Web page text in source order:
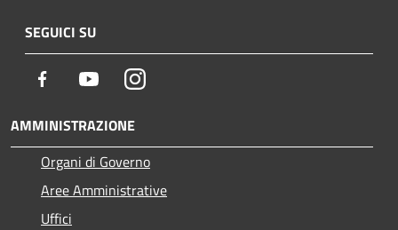
SEGUICI SU
Facebook YoutubeInstagram
AMMINISTRAZIONE
Organi di Governo
Aree Amministrative
Uffici